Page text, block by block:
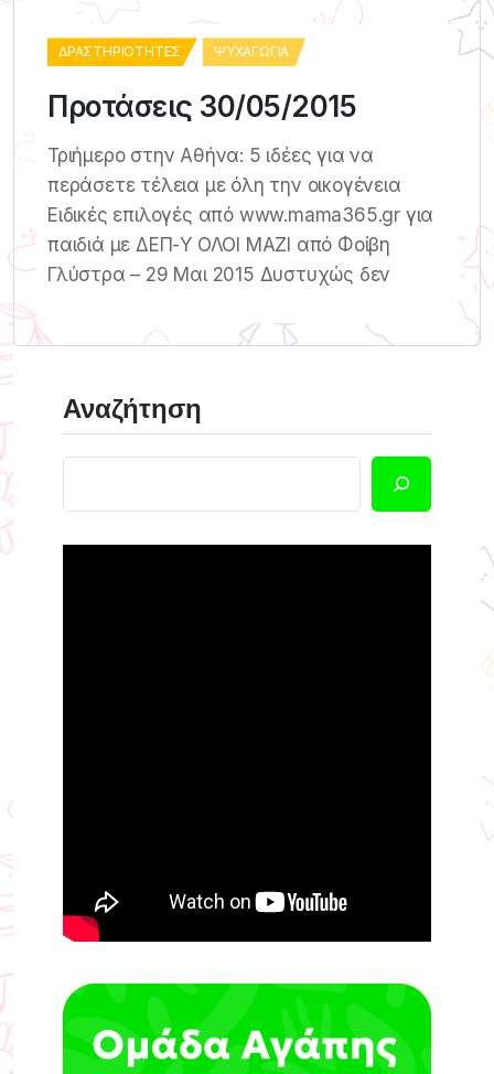
ΔΡΑΣΤΗΡΙΌΤΗΤΕΣ ΨΥΧΑΓΩΓΊΑ
Προτάσεις 30/05/2015
Τριήμερο στην Αθήνα: 5 ιδέες για να
περάσετε τέλεια με όλη την οικογένεια
Ειδικές επιλογές από www.mama365.gr για
παιδιά με ΔΕΠ-Υ ΟΛΟΙ ΜΑΖΙ από Φοίβη
Γλύστρα – 29 Μαι 2015 Δυστυχώς δεν
Αναζήτηση